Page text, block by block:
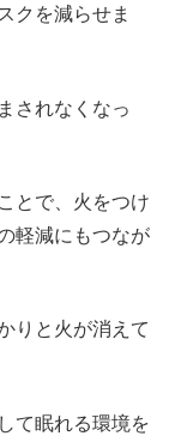
クを減らせま
されなくなっ
とで、火をつけ
軽減にもつなが
りと火が消えて
て眠れる環境を